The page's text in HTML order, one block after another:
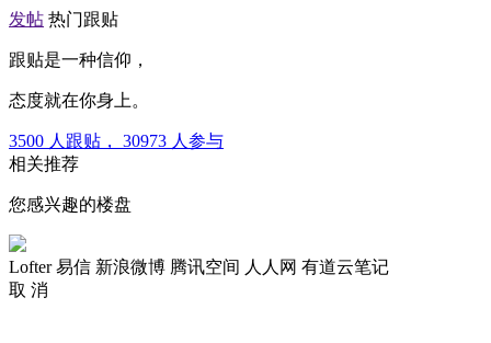
发帖 热门跟贴
跟贴是一种信仰，
态度就在你身上。
3500 人跟贴， 30973 人参与
相关推荐
您感兴趣的楼盘
Lofter 易信 新浪微博 腾讯空间 人人网 有道云笔记
取 消